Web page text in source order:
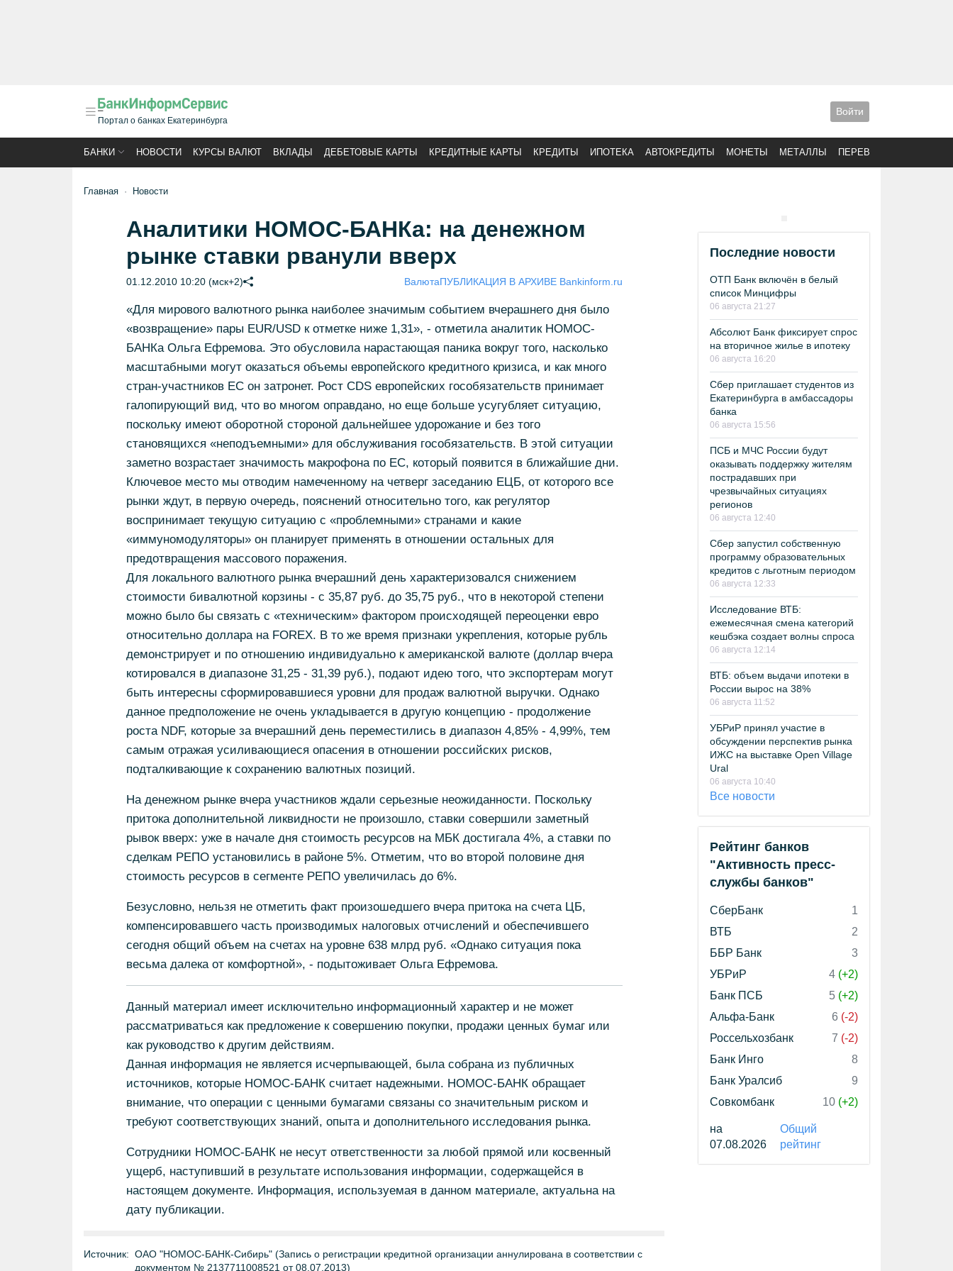
Портал о банках Екатеринбурга
Войти
БАНКИ НОВОСТИ КУРСЫ ВАЛЮТ ВКЛАДЫ ДЕБЕТОВЫЕ КАРТЫ КРЕДИТНЫЕ КАРТЫ КРЕДИТЫ ИПОТЕКА АВТОКРЕДИТЫ МОНЕТЫ МЕТАЛЛЫ ПЕРЕВОДЫ
Главная Новости
Аналитики НОМОС-БАНКа: на денежном
рынке ставки рванули вверх
01.12.2010 10:20 (мск+2) ВалютаПУБЛИКАЦИЯ В АРХИВЕ Bankinform.ru
«Для мирового валютного рынка наиболее значимым событием вчерашнего дня было
«возвращение» пары EUR/USD к отметке ниже 1,31», - отметила аналитик НОМОС-
БАНКа Ольга Ефремова. Это обусловила нарастающая паника вокруг того, насколько
масштабными могут оказаться объемы европейского кредитного кризиса, и как много
стран-участников ЕС он затронет. Рост CDS европейских гособязательств принимает
галопирующий вид, что во многом оправдано, но еще больше усугубляет ситуацию,
поскольку имеют оборотной стороной дальнейшее удорожание и без того
становящихся «неподъемными» для обслуживания гособязательств. В этой ситуации
заметно возрастает значимость макрофона по ЕС, который появится в ближайшие дни.
Ключевое место мы отводим намеченному на четверг заседанию ЕЦБ, от которого все
рынки ждут, в первую очередь, пояснений относительно того, как регулятор
воспринимает текущую ситуацию с «проблемными» странами и какие
«иммуномодуляторы» он планирует применять в отношении остальных для
предотвращения массового поражения.
Для локального валютного рынка вчерашний день характеризовался снижением
стоимости бивалютной корзины - с 35,87 руб. до 35,75 руб., что в некоторой степени
можно было бы связать с «техническим» фактором происходящей переоценки евро
относительно доллара на FOREX. В то же время признаки укрепления, которые рубль
демонстрирует и по отношению индивидуально к американской валюте (доллар вчера
котировался в диапазоне 31,25 - 31,39 руб.), подают идею того, что экспортерам могут
быть интересны сформировавшиеся уровни для продаж валютной выручки. Однако
данное предположение не очень укладывается в другую концепцию - продолжение
роста NDF, которые за вчерашний день переместились в диапазон 4,85% - 4,99%, тем
самым отражая усиливающиеся опасения в отношении российских рисков,
подталкивающие к сохранению валютных позиций.
На денежном рынке вчера участников ждали серьезные неожиданности. Поскольку
притока дополнительной ликвидности не произошло, ставки совершили заметный
рывок вверх: уже в начале дня стоимость ресурсов на МБК достигала 4%, а ставки по
сделкам РЕПО установились в районе 5%. Отметим, что во второй половине дня
стоимость ресурсов в сегменте РЕПО увеличилась до 6%.
Безусловно, нельзя не отметить факт произошедшего вчера притока на счета ЦБ,
компенсировавшего часть производимых налоговых отчислений и обеспечившего
сегодня общий объем на счетах на уровне 638 млрд руб. «Однако ситуация пока
весьма далека от комфортной», - подытоживает Ольга Ефремова.
Данный материал имеет исключительно информационный характер и не может
рассматриваться как предложение к совершению покупки, продажи ценных бумаг или
как руководство к другим действиям.
Данная информация не является исчерпывающей, была собрана из публичных
источников, которые НОМОС-БАНК считает надежными. НОМОС-БАНК обращает
внимание, что операции с ценными бумагами связаны со значительным риском и
требуют соответствующих знаний, опыта и дополнительного исследования рынка.
Сотрудники НОМОС-БАНК не несут ответственности за любой прямой или косвенный
ущерб, наступивший в результате использования информации, содержащейся в
настоящем документе. Информация, используемая в данном материале, актуальна на
дату публикации.
Источник: ОАО "НОМОС-БАНК-Сибирь" (Запись о регистрации кредитной организации аннулирована в соответствии с
документом № 2137711008521 от 08.07.2013)
Последние новости
ОТП Банк включён в белый
список Минцифры
06 августа 21:27
Абсолют Банк фиксирует спрос
на вторичное жилье в ипотеку
06 августа 16:20
Сбер приглашает студентов из
Екатеринбурга в амбассадоры
банка
06 августа 15:56
ПСБ и МЧС России будут
оказывать поддержку жителям
пострадавших при
чрезвычайных ситуациях
регионов
06 августа 12:40
Сбер запустил собственную
программу образовательных
кредитов с льготным периодом
06 августа 12:33
Исследование ВТБ:
ежемесячная смена категорий
кешбэка создает волны спроса
06 августа 12:14
ВТБ: объем выдачи ипотеки в
России вырос на 38%
06 августа 11:52
УБРиР принял участие в
обсуждении перспектив рынка
ИЖС на выставке Open Village
Ural
06 августа 10:40
Все новости
Рейтинг банков
"Активность пресс-
службы банков"
СберБанк
1
ВТБ
2
ББР Банк
3
УБРиР
4 (+2)
Банк ПСБ
5 (+2)
Альфа-Банк
6 (-2)
Россельхозбанк
7 (-2)
Банк Инго
8
Банк Уралсиб
9
Совкомбанк
10 (+2)
на
07.08.2026
Общий
рейтинг